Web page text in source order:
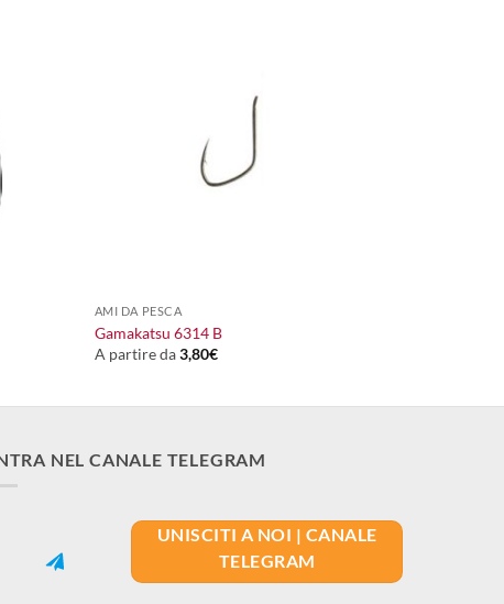
AMI DA PESCA
Gamakatsu 6314 B
A partire da3,80€
NEL CANALE TELEGRAM
UNISCITI A NOI | CANALE
TELEGRAM